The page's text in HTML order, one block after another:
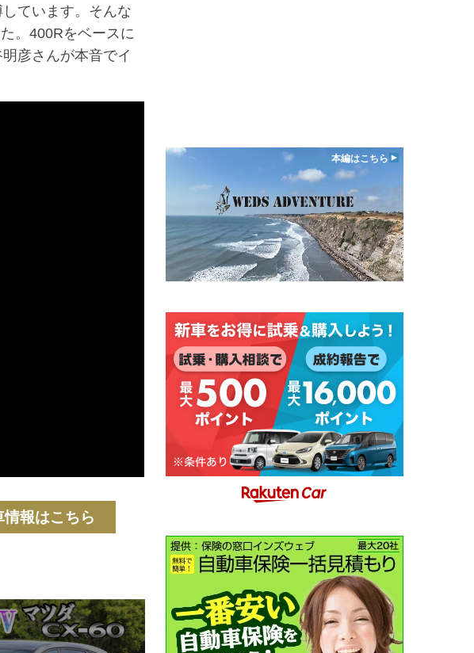
ています。そんな
。400Rをベースに
彦さんが本音でイ
情報はこちら
本編はこちら